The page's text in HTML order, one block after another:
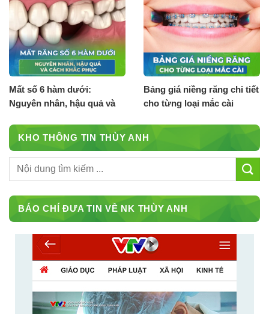
Mất số 6 hàm dưới:
Nguyên nhân, hậu quả và
Bảng giá niềng răng chi tiết
cho từng loại mắc cài
KHO THÔNG TIN THÙY ANH
BÁO CHÍ ĐƯA TIN VỀ NK THÙY ANH